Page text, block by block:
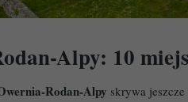
Alpy: 10
Rodan-Alpy skrywa